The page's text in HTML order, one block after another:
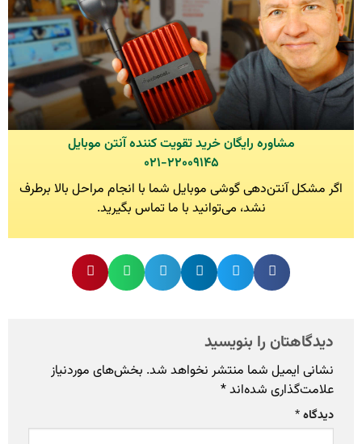
مشاوره رایگان خرید تقویت کننده آنتن موبایل
۰۲۱-۲۲۰۰۹۱۴۵
اگر مشکل آنتن‌دهی گوشی موبایل شما با انجام مراحل بالا برطرف
نشد، می‌توانید با ما تماس بگیرید.
دیدگاهتان را بنویسید
نشانی ایمیل شما منتشر نخواهد شد. بخش‌های موردنیاز
علامت‌گذاری شده‌اند*
دیدگاه*